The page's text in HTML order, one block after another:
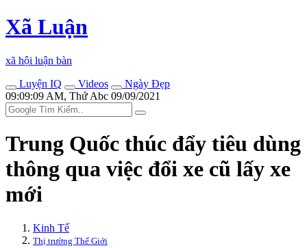
Xã Luận
xã hội luận bàn
Luyện IQ
Videos
Ngày Đẹp
09:09:09 AM, Thứ Abc 09/09/2021
Trung Quốc thúc đẩy tiêu dùng
thông qua việc đổi xe cũ lấy xe
mới
Kinh Tế
Thị trường Thế Giới